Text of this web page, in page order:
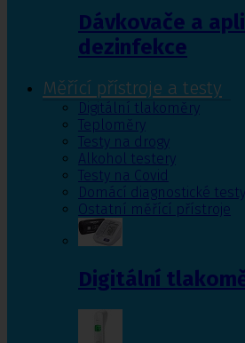
Dávkovače a
dezinfekce
Měřící přístroje a testy
Digitální tlakoměry
Teploměry
Testy na drogy
Alkohol testery
Testy na Covid
Domácí diagnostické testy
Ostatní měřící přístroje
Digitální